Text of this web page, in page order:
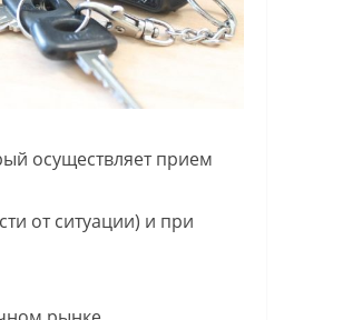
осуществляет прием
от ситуации) и при